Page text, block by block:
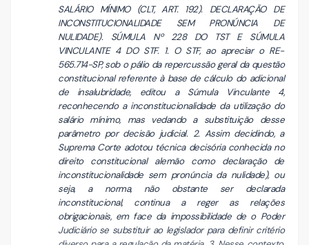
SALÁRIO MÍNIMO (CLT, ART. 192). DECLARAÇÃO DE
INCONSTITUCIONALIDADE SEM PRONÚNCIA DE
NULIDADE). SÚMULA Nº 228 DO TST E SÚMULA
VINCULANTE 4 DO STF. 1. O STF, ao apreciar o RE-
565.714-SP, sob o pálio da repercussão geral da questão
constitucional referente à base de cálculo do adicional
de insalubridade, editou a Súmula Vinculante 4,
reconhecendo a inconstitucionalidade da utilização do
salário mínimo, mas vedando a substituição desse
parâmetro por decisão judicial. 2. Assim decidindo, a
Suprema Corte adotou técnica decisória conhecida no
direito constitucional alemão como declaração de
inconstitucionalidade sem pronúncia da nulidade), ou
seja, a norma, não obstante ser declarada
inconstitucional, continua a reger as relações
obrigacionais, em face da impossibilidade de o Poder
Judiciário se substituir ao legislador para definir critério